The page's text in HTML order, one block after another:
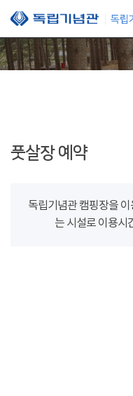
본문 바로가기
풋살장 예약
독립기념관 캠핑장을
는 시설로 이용시